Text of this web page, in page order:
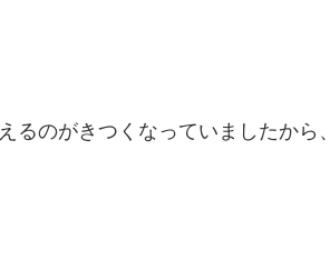
るのがきつくなっていましたから